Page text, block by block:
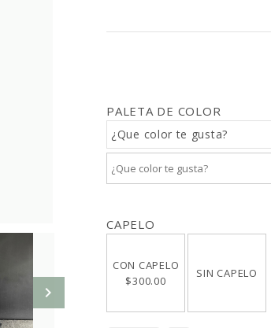
PALETA DE COLOR
¿Que color te gusta?
CAPELO
CON CAPELO
$300.00
SIN CAPELO